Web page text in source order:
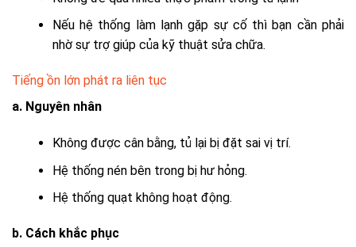
Nếu hệ thống làm lạnh gặp sự cố thì bạn cần phải
nhờ sự trợ giúp của kỹ thuật sửa chữa.
Tiếng ồn lớn phát ra liên tục
a. Nguyên nhân
Không được cân bằng, tủ lại bị đặt sai vị trí.
Hệ thống nén bên trong bị hư hỏng.
Hệ thống quạt không hoạt động.
b. Cách khắc phục